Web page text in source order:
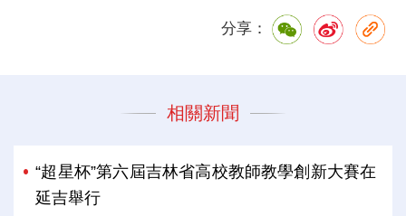
分享：
相關新聞
“超星杯”第六屆吉林省高校教師教學創新大賽在
延吉舉行